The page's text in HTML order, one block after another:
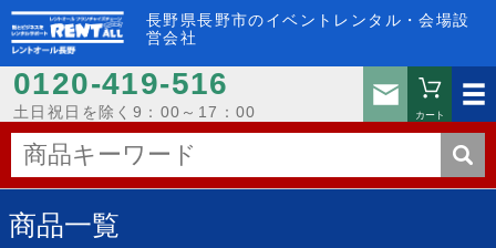
長野県長野市のイベントレンタル・会場設
営会社
0120-419-516
土日祝日を除く9：00～17：00
お問い
カート
商品一覧